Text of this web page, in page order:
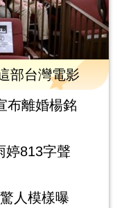
部台灣電影
布離婚楊銘
婷813字聲
人模樣曝